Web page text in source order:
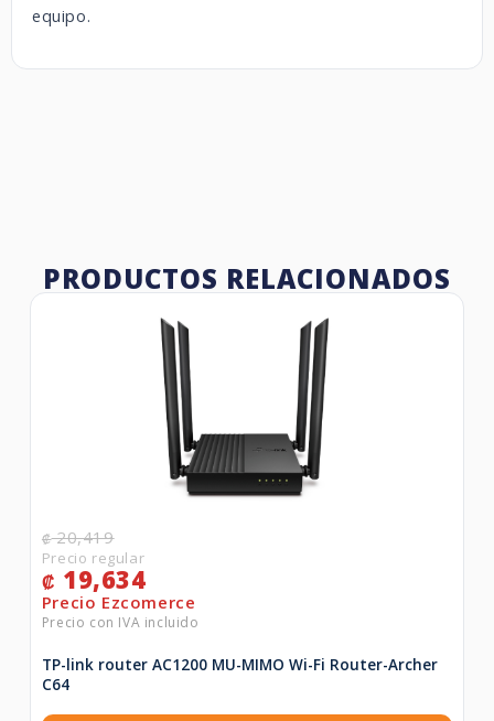
equipo.
PRODUCTOS RELACIONADOS
₡20,419
₡ 19,634
TP-link router AC1200 MU-MIMO Wi-Fi Router-Archer
C64